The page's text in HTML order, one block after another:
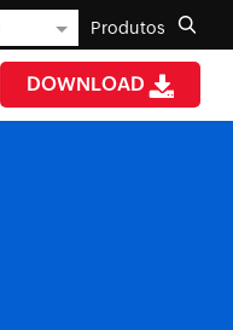
Produtos
DOWNLOAD